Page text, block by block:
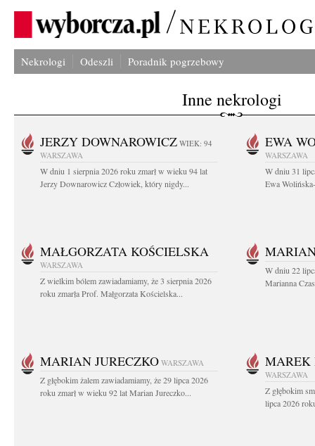
Nekrologi Odeszli Poradnik pogrzebowy
Inne nekrologi
JERZY DOWNAROWICZ WIEK: 94
WARSZAWA
W dniu 1 sierpnia 2026 roku zmarł w wieku 94 lat
Jerzy Downarowicz Człowiek, który nigdy...
EWA
WARSZAWA
W dniu 31
Ewa
MAŁGORZATA KOŚCIELSKA
WARSZAWA
Z wielkim bólem zawiadamiamy, że 3 sierpnia 2026
roku zmarła Prof. Małgorzata Kościelska...
W dniu 22
Marianna
MARIAN JURECZKO WARSZAWA
Z głębokim żalem zawiadamiamy, że 29 lipca 2026
roku zmarł w wieku 92 lat Marian Jureczko...
MAREK
WARSZAWA
Z głębokim
lipca 2026